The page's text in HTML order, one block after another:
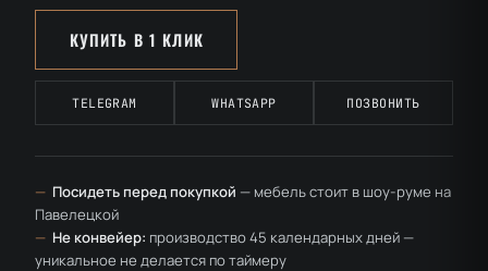
LeatherКУПИТЬ В 1 КЛИК
TELEGRAM WHATSAPP ПОЗВОНИТЬ
— Посидеть перед покупкой — мебель стоит в шоу-руме на
Павелецкой
— Не конвейер: производство 45 календарных дней —
уникальное не делается по таймеру